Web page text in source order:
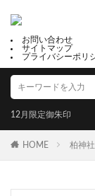
お問い合わせ
サイトマップ
プライバシーポリ
鶴峯八幡宮
尾道市
強運守護
諏訪神社
12月限定御朱
冨士山下宮小
岩津天満宮
12月限定御朱印
HOME 柏神社